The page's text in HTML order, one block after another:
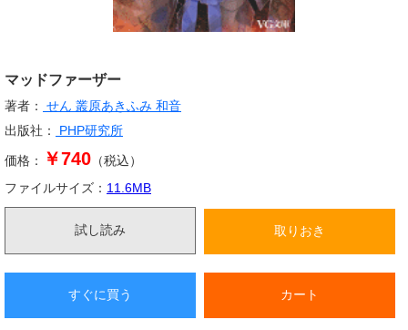
マッドファーザー
著者： せん 叢原あきふみ 和音
出版社：
PHP研究所
価格： ￥740 （税込）
ファイルサイズ： 11.6MB
試し読み 取りおき
すぐに買う カート